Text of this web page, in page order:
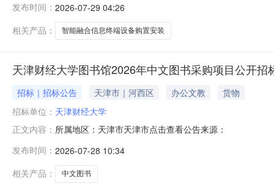
发布时间： 2026-07-29 04:26
相关产品：
智能融合信息终端设备购置安装
天津财经大学图书馆2026年中文图书采购项目公开招
招标｜招标公告 天津市｜河西区 办公文教
货物
招标单位： 天津财经大学
正文内容： 所属地区：天津市天津市点击查看公告来源：
发布时间： 2026-07-28 10:34
相关产品：
中文图书